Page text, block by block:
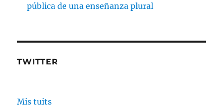
pública de una enseñanza plural
TWITTER
Mis tuits